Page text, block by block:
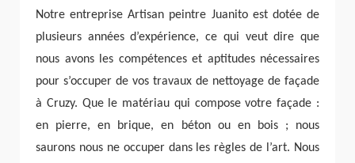
Notre entreprise Artisan peintre Juanito est dotée de
plusieurs années d’expérience, ce qui veut dire que
nous avons les compétences et aptitudes nécessaires
pour s’occuper de vos travaux de nettoyage de façade
à Cruzy. Que le matériau qui compose votre façade :
en pierre, en brique, en béton ou en bois ; nous
saurons nous ne occuper dans les règles de l’art. Nous